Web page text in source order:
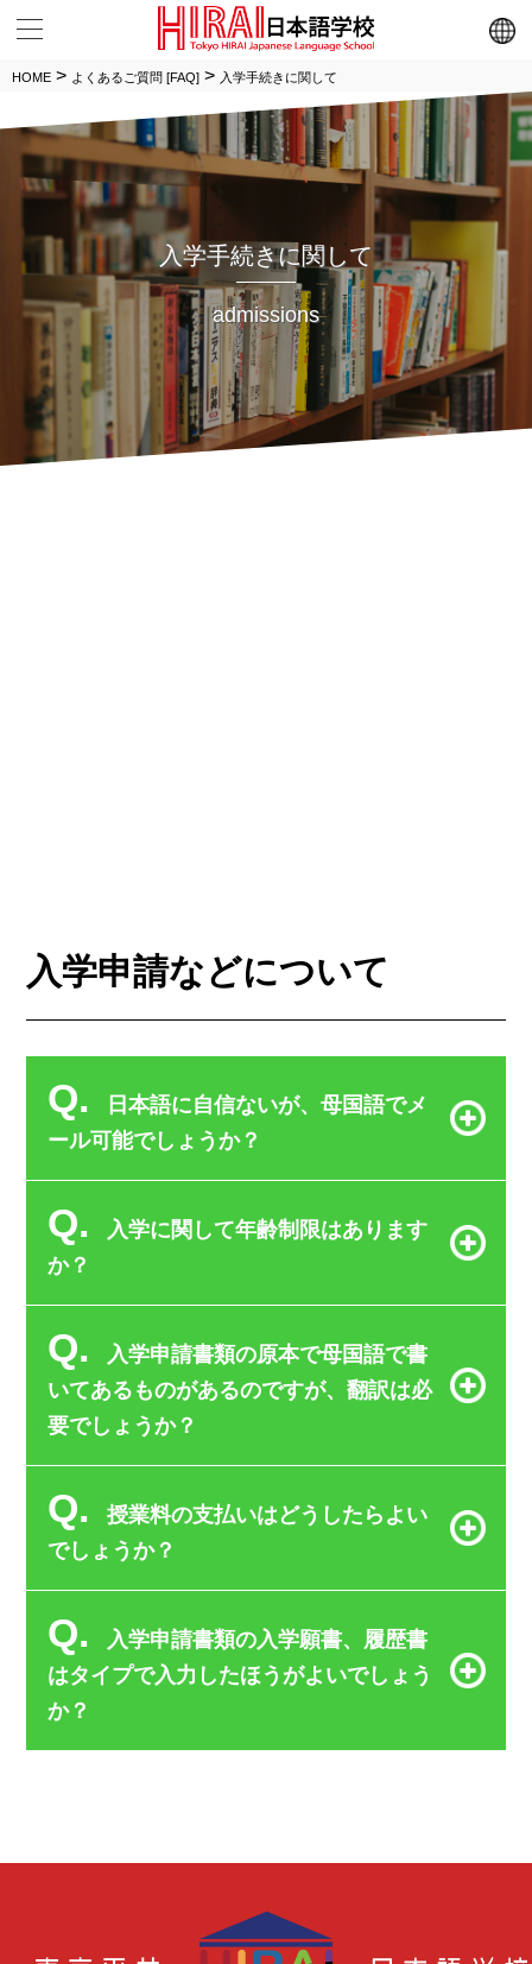
メニュー
HOME > よくあるご質問 [FAQ] > 入学手続きに関して
入学手続きに関して
admissions
入学申請などについて
Q.
日本語に自信ないが、母国語でメ
ール可能でしょうか？
Q.
入学に関して年齢制限はあります
か？
Q.
入学申請書類の原本で母国語で書
いてあるものがあるのですが、翻訳は必
要でしょうか？
Q.
授業料の支払いはどうしたらよい
でしょうか？
Q.
入学申請書類の入学願書、履歴書
はタイプで入力したほうがよいでしょう
か？